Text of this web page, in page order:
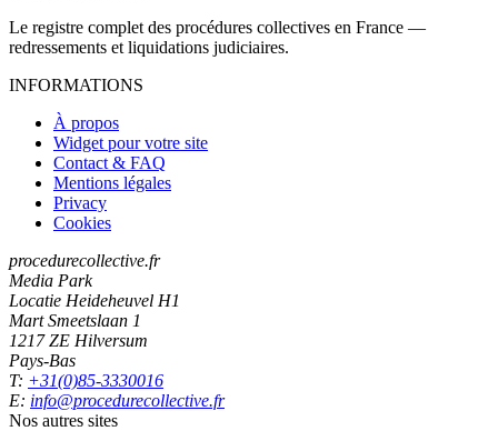
Le registre complet des procédures collectives en France —
redressements et liquidations judiciaires.
INFORMATIONS
À propos
Widget pour votre site
Contact & FAQ
Mentions légales
Privacy
Cookies
procedurecollective.fr
Media Park
Locatie Heideheuvel H1
Mart Smeetslaan 1
1217 ZE Hilversum
Pays-Bas
T: +31(0)85-3330016
E: info@procedurecollective.fr
Nos autres sites